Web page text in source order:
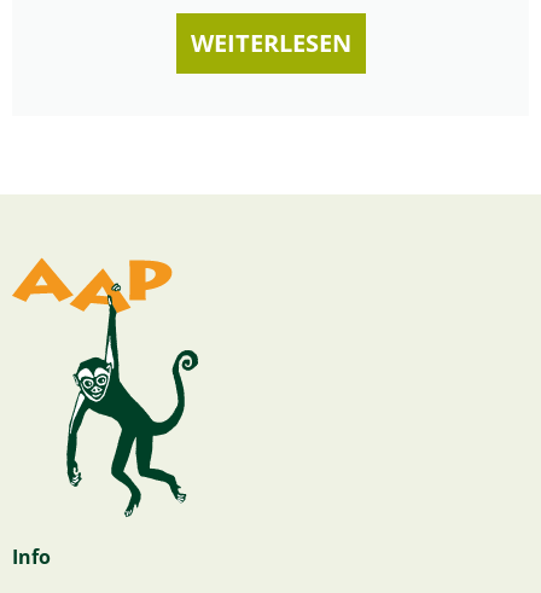
WEITERLESEN
Info